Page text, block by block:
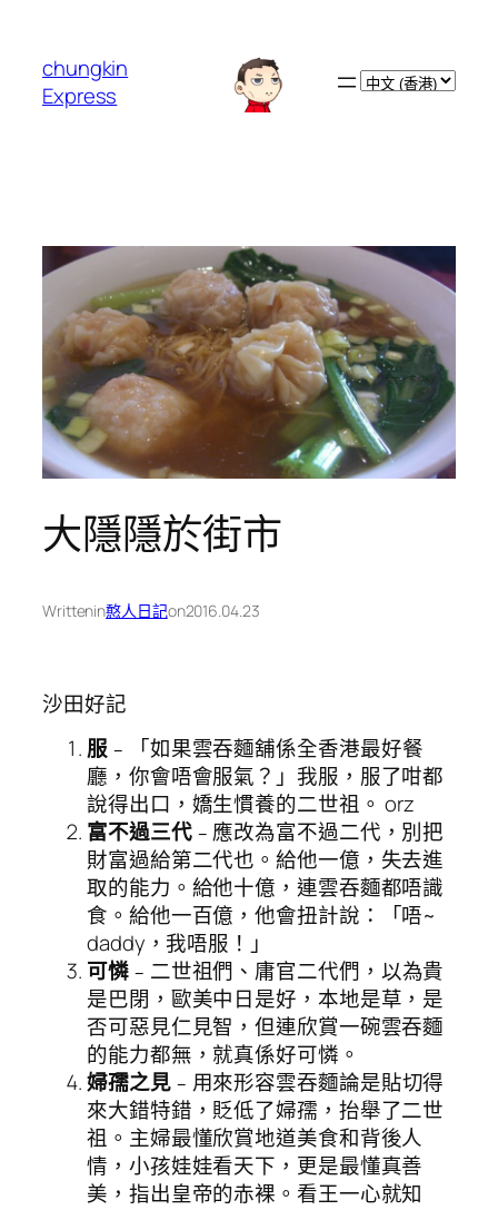
chungkin
Express
Choose
大隱隱於街市
Writtenin憨人日記on2016.04.23
沙田好記
服 ﹣「如果雲吞麵舖係全香港最好餐
廳，你會唔會服氣？」我服，服了咁都
說得出口，嬌生慣養的二世祖。 orz
富不過三代﹣應改為富不過二代，別把
財富過給第二代也。給他一億，失去進
取的能力。給他十億，連雲吞麵都唔識
食。給他一百億，他會扭計說：「唔~
daddy，我唔服！」
可憐﹣二世祖們、庸官二代們，以為貴
是巴閉，歐美中日是好，本地是草，是
否可惡見仁見智，但連欣賞一碗雲吞麵
的能力都無，就真係好可憐。
婦孺之見﹣用來形容雲吞麵論是貼切得
來大錯特錯，貶低了婦孺，抬舉了二世
祖。主婦最懂欣賞地道美食和背後人
情，小孩娃娃看天下，更是最懂真善
美，指出皇帝的赤裸。看王一心就知